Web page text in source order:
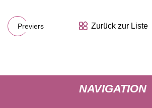
Previers Zurück zur Liste
NAVIGATION